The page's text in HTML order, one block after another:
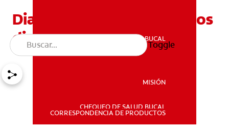
SALUD BUCAL
SALUD BUCAL
MISIÓN
CHEQUEO DE SALUD BUCAL
CORRESPONDENCIA DE PRODUCTOS
Toggle
Diastema (espacio entre los
dientes)